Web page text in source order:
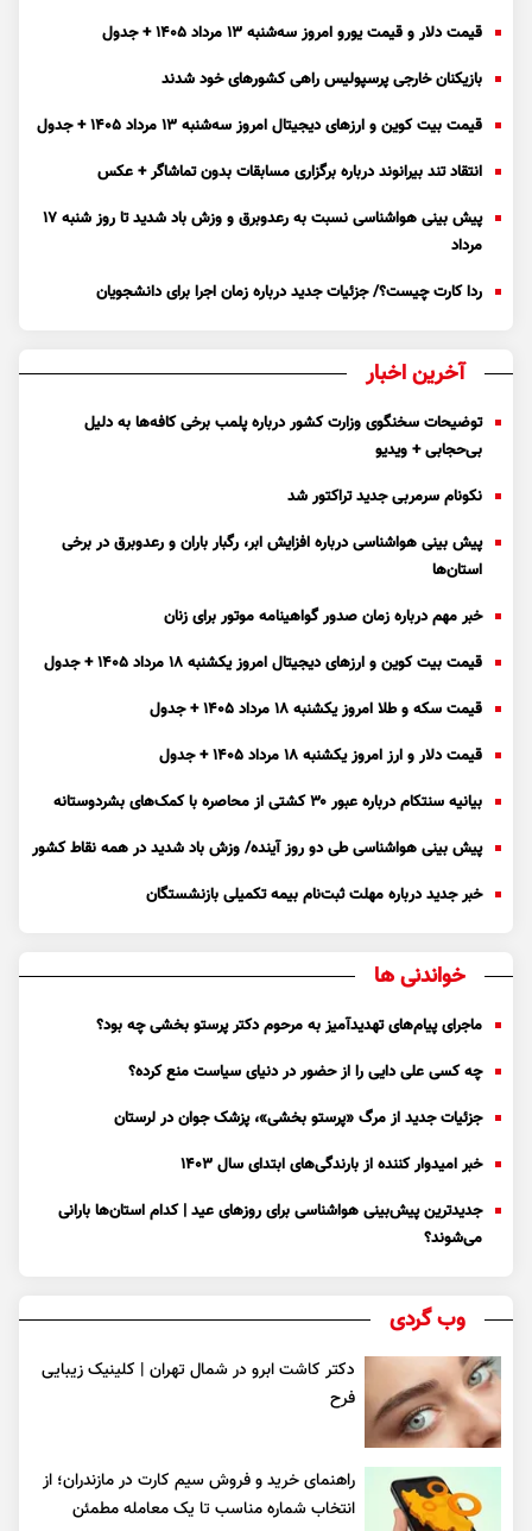
قیمت دلار و قیمت یورو امروز سه‌شنبه ۱۳ مرداد ۱۴۰۵ + جدول
بازیکنان خارجی پرسپولیس راهی کشور‌های خود شدند
قیمت بیت کوین و ارز‌های دیجیتال امروز سه‌شنبه ۱۳ مرداد ۱۴۰۵ + جدول
انتقاد تند بیرانوند درباره برگزاری مسابقات بدون تماشاگر + عکس
پیش بینی هواشناسی نسبت به رعدوبرق و وزش باد شدید تا روز شنبه ۱۷
مرداد
ردا کارت چیست؟/ جزئیات جدید درباره زمان اجرا برای دانشجویان
آخرین اخبار
توضیحات سخنگوی وزارت کشور درباره پلمب برخی کافه‌ها به دلیل
بی‌حجابی + ویدیو
نکونام سرمربی جدید تراکتور شد
پیش بینی هواشناسی درباره افزایش ابر، رگبار باران و رعدوبرق در برخی
استان‌ها
خبر مهم درباره زمان صدور گواهینامه موتور برای زنان
قیمت بیت کوین و ارز‌های دیجیتال امروز یکشنبه ۱۸ مرداد ۱۴۰۵ + جدول
قیمت سکه و طلا امروز یکشنبه ۱۸ مرداد ۱۴۰۵ + جدول
قیمت دلار و ارز امروز یکشنبه ۱۸ مرداد ۱۴۰۵ + جدول
بیانیه سنتکام درباره عبور ۳۰ کشتی از محاصره با کمک‌های بشردوستانه
پیش بینی هواشناسی طی دو روز آینده/ وزش باد شدید در همه نقاط کشور
خبر جدید درباره مهلت ثبت‌نام بیمه تکمیلی بازنشستگان
خواندنی ها
ماجرای پیام‌های تهدیدآمیز به مرحوم دکتر پرستو بخشی چه بود؟
چه کسی علی دایی را از حضور در دنیای سیاست منع کرده؟
جزئیات جدید از مرگ «پرستو بخشی»، پزشک جوان در لرستان
خبر امیدوار کننده از بارندگی‌های ابتدای سال ۱۴۰۳
جدیدترین پیش‌بینی هواشناسی برای روزهای عید | کدام استان‌ها بارانی
می‌شوند؟
وب گردی
دکتر کاشت ابرو در شمال تهران | کلینیک زیبایی
فرح
راهنمای خرید و فروش سیم کارت در مازندران؛ از
انتخاب شماره مناسب تا یک معامله مطمئن